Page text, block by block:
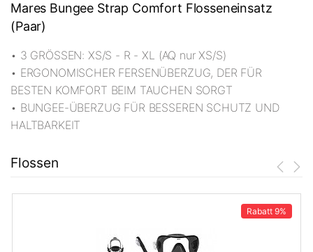
Mares Bungee Strap Comfort Flosseneinsatz
(Paar)
• 3 GRÖSSEN: XS/S - R - XL (AQ nur XS/S)
• ERGONOMISCHER FERSENÜBERZUG, DER FÜR
BESTEN KOMFORT BEIM TAUCHEN SORGT
• BUNGEE-ÜBERZUG FÜR BESSEREN SCHUTZ UND
HALTBARKEIT
Flossen
Rabatt 9%